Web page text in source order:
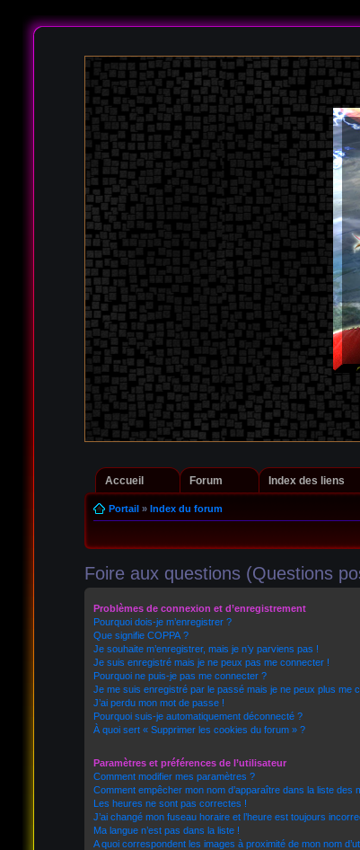
Accueil Forum Index des liens
Portail» Index du forum
Foire aux questions (Questions
Problèmes de connexion et d’enregistrement
Pourquoi dois-je m’enregistrer ?
Que signifie COPPA ?
Je souhaite m’enregistrer, mais je n’y parviens pas !
Je suis enregistré mais je ne peux pas me connecter !
Pourquoi ne puis-je pas me connecter ?
Je me suis enregistré par le passé mais je ne peux plus me
J’ai perdu mon mot de passe !
Pourquoi suis-je automatiquement déconnecté ?
À quoi sert « Supprimer les cookies du forum » ?
Paramètres et préférences de l’utilisateur
Comment modifier mes paramètres ?
Comment empêcher mon nom d’apparaître dans la liste des
Les heures ne sont pas correctes !
J’ai changé mon fuseau horaire et l’heure est toujours
Ma langue n’est pas dans la liste !
A quoi correspondent les images à proximité de mon nom